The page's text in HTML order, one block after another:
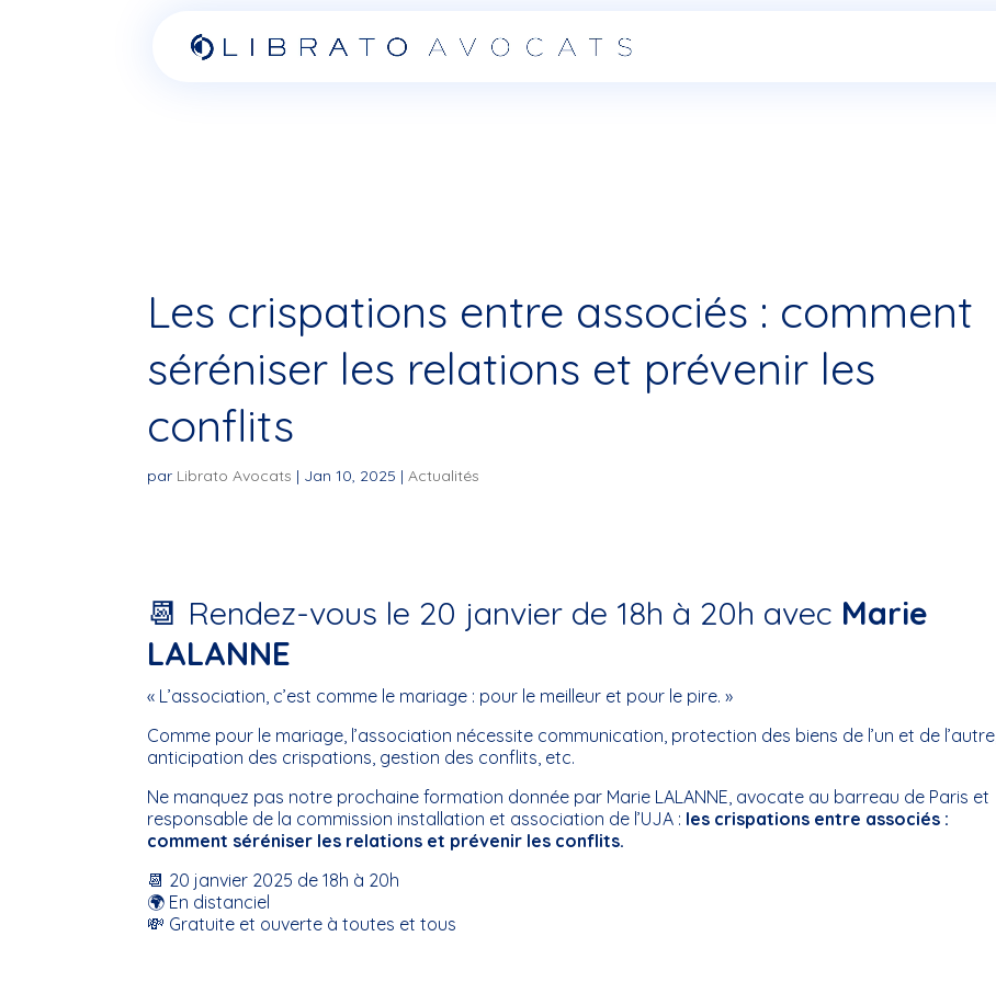
Les crispations entre associés : comment
séréniser les relations et prévenir les
conflits
par Librato Avocats | Jan 10, 2025 |Actualités
📆 Rendez-vous le 20 janvier de 18h à 20h avec Marie
LALANNE
« L’association, c’est comme le mariage : pour le meilleur et pour le pire. »
Comme pour le mariage, l’association nécessite communication, protection des biens de l’un et de l’autre,
anticipation des crispations, gestion des conflits, etc.
Ne manquez pas notre prochaine formation donnée par Marie LALANNE, avocate au barreau de Paris et
responsable de la commission installation et association de l’UJA : les crispations entre associés :
comment séréniser les relations et prévenir les conflits.
📆 20 janvier 2025 de 18h à 20h
🌍 En distanciel
💸 Gratuite et ouverte à toutes et tous